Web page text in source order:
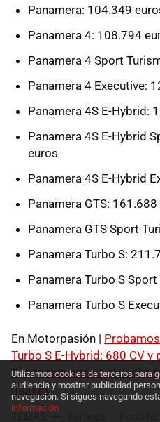
Panamera: 104.349
Panamera 4: 108.794
Panamera 4 Sport
Panamera 4 Executive:
Panamera 4S E-Hybrid:
Panamera 4S E-Hybrid
euros
Panamera 4S E-Hybrid
Panamera GTS:
Panamera GTS Sport
Panamera Turbo S:
Panamera Turbo S
Panamera Turbo S
En Motorpasión |
Turbo S E-Hybrid: 680 CV y
descomunales en el coche
mundo;
Utilizamos cookies de terceros para
audiencia y mostrar publicidad
navegación. Si sigues navegando
información